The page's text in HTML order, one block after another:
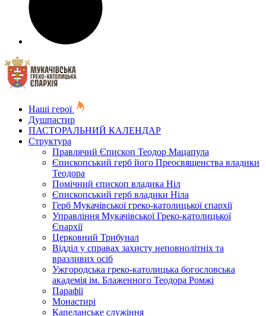
Наші герої
Душпастир
ПАСТОРАЛЬНИЙ КАЛЕНДАР
Структура
Правлячий Єпископ Теодор Мацапула
Єпископський герб його Преосвященства владики
Теодора
Помічний єпископ владика Ніл
Єпископський герб владики Ніла
Герб Мукачівської греко-католицької єпархії
Управління Мукачівської Греко-католицької
Єпархії
Церковний Трибунал
Відділ у справах захисту неповнолітніх та
вразливих осіб
Ужгородська греко-католицька богословська
академія ім. Блаженного Теодора Ромжі
Парафії
Монастирі
Капеланське служіння